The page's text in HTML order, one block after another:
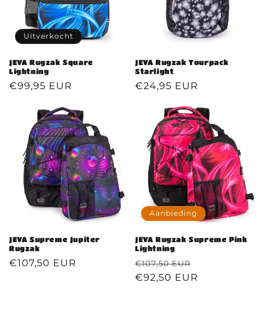
Uitverkocht
JEVA Rugzak Square
Lightning
Normale
€99,95 EUR
JEVA Rugzak Tourpack
Starlight
Normale
€24,95 EUR
JEVA Supreme Jupiter
Rugzak
Normale
€107,50 EUR
Aanbieding
JEVA Rugzak Supreme Pink
Lightning
Normale
prijs
€107,50 EUR
€92,50 EUR